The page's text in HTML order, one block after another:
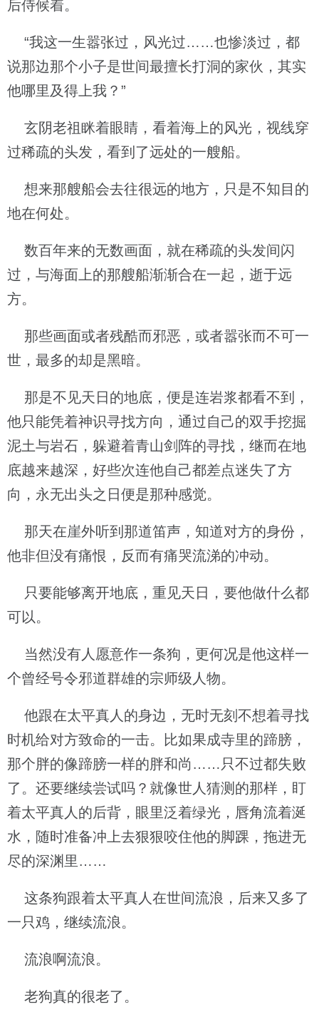
后侍候着。
“我这一生嚣张过，风光过……也惨淡过，都
说那边那个小子是世间最擅长打洞的家伙，其实
他哪里及得上我？”
玄阴老祖眯着眼睛，看着海上的风光，视线穿
过稀疏的头发，看到了远处的一艘船。
想来那艘船会去往很远的地方，只是不知目的
地在何处。
数百年来的无数画面，就在稀疏的头发间闪
过，与海面上的那艘船渐渐合在一起，逝于远
方。
那些画面或者残酷而邪恶，或者嚣张而不可一
世，最多的却是黑暗。
那是不见天日的地底，便是连岩浆都看不到，
他只能凭着神识寻找方向，通过自己的双手挖掘
泥土与岩石，躲避着青山剑阵的寻找，继而在地
底越来越深，好些次连他自己都差点迷失了方
向，永无出头之日便是那种感觉。
那天在崖外听到那道笛声，知道对方的身份，
他非但没有痛恨，反而有痛哭流涕的冲动。
只要能够离开地底，重见天日，要他做什么都
可以。
当然没有人愿意作一条狗，更何况是他这样一
个曾经号令邪道群雄的宗师级人物。
他跟在太平真人的身边，无时无刻不想着寻找
时机给对方致命的一击。比如果成寺里的蹄膀，
那个胖的像蹄膀一样的胖和尚……只不过都失败
了。还要继续尝试吗？就像世人猜测的那样，盯
着太平真人的后背，眼里泛着绿光，唇角流着涎
水，随时准备冲上去狠狠咬住他的脚踝，拖进无
尽的深渊里……
这条狗跟着太平真人在世间流浪，后来又多了
一只鸡，继续流浪。
流浪啊流浪。
老狗真的很老了。